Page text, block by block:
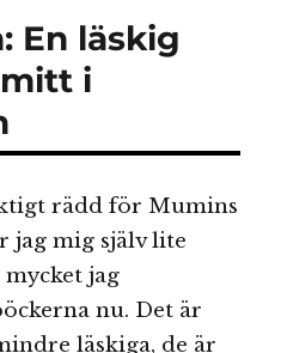
En läskig
i
rädd för Mumins
jag mig själv lite
jag
nu. Det är
läskiga, de är